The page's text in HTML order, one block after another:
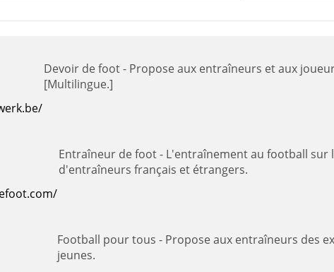
Devoir de foot - Propose aux entraîneurs et aux joueurs des exercices proches de situations de jeu réelles.
[Multilingue.]
Entraîneur de foot - L'entraînement au football sur la base d'exercices et d'articles : tactique, technique et physique,
d'entraîneurs français et étrangers.
Football pour tous - Propose aux entraîneurs des exercices et des séances d’entraînement de football pour les
jeunes.